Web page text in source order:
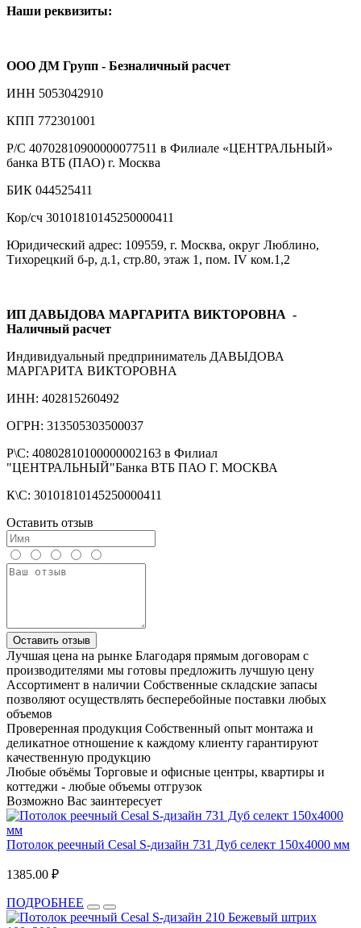
Наши реквизиты:
ООО ДМ Групп - Безналичный расчет
ИНН 5053042910
КПП 772301001
Р/С 40702810900000077511 в Филиале «ЦЕНТРАЛЬНЫЙ»
банка ВТБ (ПАО) г. Москва
БИК 044525411
Кор/сч 30101810145250000411
Юридический адрес: 109559, г. Москва, округ Люблино,
Тихорецкий б-р, д.1, стр.80, этаж 1, пом. IV ком.1,2
ИП ДАВЫДОВА МАРГАРИТА ВИКТОРОВНА -
Наличный расчет
Индивидуальный предприниматель ДАВЫДОВА
МАРГАРИТА ВИКТОРОВНА
ИНН: 402815260492
ОГРН: 313505303500037
Р\С: 40802810100000002163 в Филиал
"ЦЕНТРАЛЬНЫЙ"Банка ВТБ ПАО Г. МОСКВА
К\С: 30101810145250000411
Оставить отзыв
Оставить отзыв
Лучшая цена на рынке Благодаря прямым договорам с
производителями мы готовы предложить лучшую цену
Ассортимент в наличии Собственные складские запасы
позволяют осуществлять бесперебойные поставки любых
объемов
Проверенная продукция Собственный опыт монтажа и
деликатное отношение к каждому клиенту гарантируют
качественную продукцию
Любые объёмы Торговые и офисные центры, квартиры и
коттеджи - любые объемы отгрузок
Возможно Вас заинтересует
Потолок реечный Cesal S-дизайн 731 Дуб селект 150х4000 мм
1385.00 ₽
ПОДРОБНЕЕ